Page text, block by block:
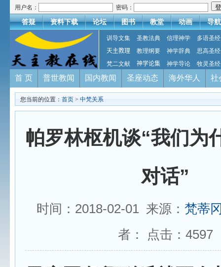
用户名： 密码：
答疑 资料下载 论坛 图书 教堂 动画 导航
训导文集 圣教法典 信理神学
多语圣经
天主教理
教理纲要 神学辞典
思高圣经
梵二文献
神学论集 神学导论 牧灵圣经
首 页 普世教闻 国内教闻 圣座动态 海外华人 社
您当前的位置： 首页 > 中梵关系
帕罗林枢机谈“我们为
对话”
时间：2018-02-01 来源： 梵蒂
者： 点击： 4597